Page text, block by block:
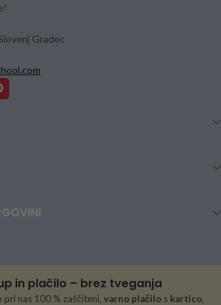
Gradec
in plačilo – brez tveganja
pri nas 100 % zaščiteni, varno plačilo s kartico,